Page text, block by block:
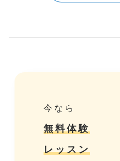
今なら
無料体験
レッスン